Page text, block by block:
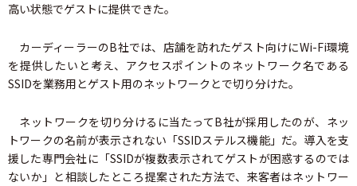
高い状態でゲストに提供できた。
カーディーラーのB社では、店舗を訪れたゲスト向けにWi-Fi環境
を提供したいと考え、アクセスポイントのネットワーク名である
SSIDを業務用とゲスト用のネットワークとで切り分けた。
ネットワークを切り分けるに当たってB社が採用したのが、ネッ
トワークの名前が表示されない「SSIDステルス機能」だ。導入を支
援した専門会社に「SSIDが複数表示されてゲストが困惑するのでは
ないか」と相談したところ提案された方法で、来客者はネットワー